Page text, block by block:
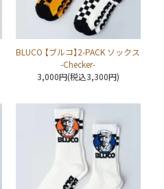
BLUCO 【ブルコ】2-PACK ソックス
-Checker-
3,000円(税込3,300円)